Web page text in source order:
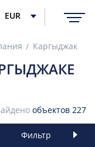
EUR
Каргыджак
объектов 227
Фильтр